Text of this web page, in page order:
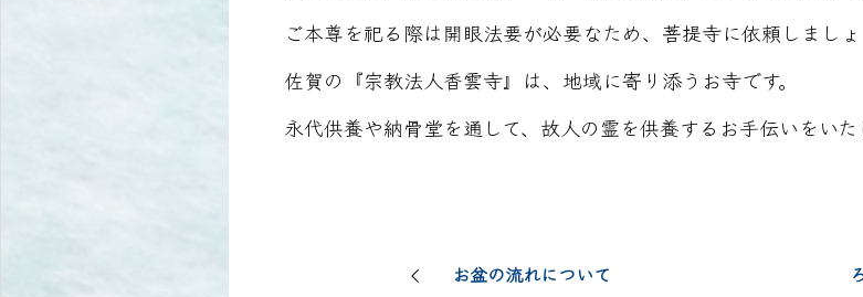
ご本尊を祀る際は開眼法要が必要なため、菩提寺に依頼しましょ
佐賀の『宗教法人香雲寺』は、地域に寄り添うお寺です。
永代供養や納骨堂を通して、故人の霊を供養するお手伝いをいた
お盆の流れについて